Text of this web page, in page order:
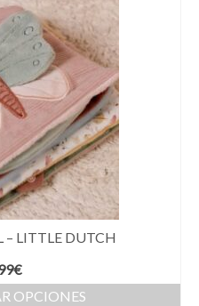
– LITTLE DUTCH
€
OPCIONES